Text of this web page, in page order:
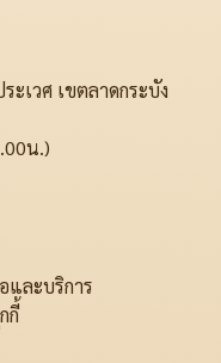
ะเวศ เขตลาดกระบัง
น.)
และบริการ
กี้